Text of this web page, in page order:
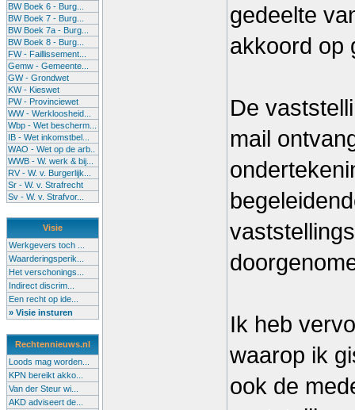
BW Boek 6 - Burg...
BW Boek 7 - Burg...
BW Boek 7a - Burg...
BW Boek 8 - Burg...
FW - Faillissement...
Gemw - Gemeente...
GW - Grondwet
KW - Kieswet
PW - Provinciewet
WW - Werkloosheid...
Wbp - Wet bescherm...
IB - Wet inkomstbel...
WAO - Wet op de arb..
WWB - W. werk & bij...
RV - W. v. Burgerlijk...
Sr - W. v. Strafrecht
Sv - W. v. Strafvor...
Visie
Werkgevers toch ...
Waarderingsperik...
Het verschonings...
Indirect discrim...
Een recht op ide...
» Visie insturen
Rechtennieuws.nl
Loods mag worden...
KPN bereikt akko...
Van der Steur wi...
AKD adviseert de...
gedeelte
akkoord op
De
mail
Ik heb
waarop ik
ook de